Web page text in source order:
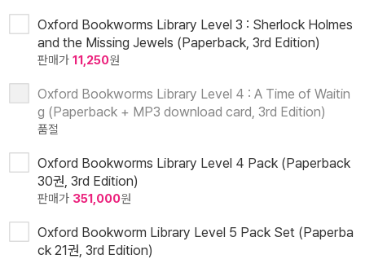
Oxford Bookworms Library Level 3 : Sherlock Holmes
and the Missing Jewels (Paperback, 3rd Edition)
판매가 11,250원
Oxford Bookworms Library Level 4 : A Time of Waitin
g (Paperback + MP3 download card, 3rd Edition)
품절
Oxford Bookworms Library Level 4 Pack (Paperback
30권, 3rd Edition)
판매가 351,000원
Oxford Bookworm Library Level 5 Pack Set (Paperba
ck 21권, 3rd Edition)